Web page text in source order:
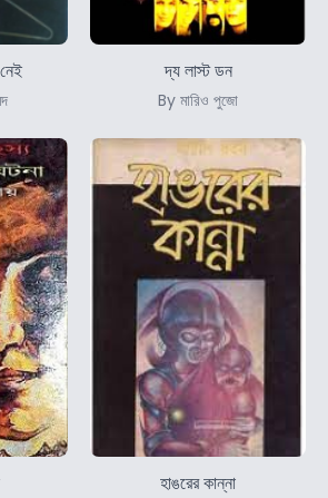
দ্য লাস্ট ডন
By মারিও পুজো
হাঙরের কান্না